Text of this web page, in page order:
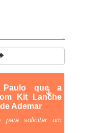
Paulo que a
Kit Lanche
Ademar
para solicitar um